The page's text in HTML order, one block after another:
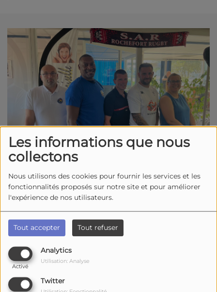
Les informations que nous
collectons
Nous utilisons des cookies pour fournir les services et les
fonctionnalités proposés sur notre site et pour améliorer
l'expérience de nos utilisateurs.
Tout accepter Tout refuser
Analytics
Activé
Utilisation: Analyse
Twitter
1792 vues
Écouter le podcast Télécharger le podcast
Hier soir dans l’émissionStudio Sports, Patrick
Adrianessens recevait plusieurs invités pour faire le
tour de l’actualitésportiveetévénementielle
territoire.
Sarah Richard
accompagnée de